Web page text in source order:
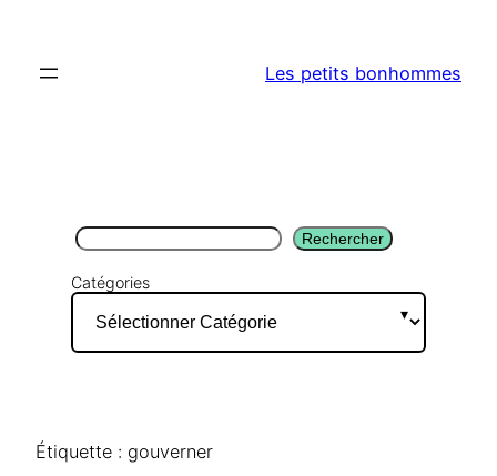
contenu
Les petits bonhommes
Rechercher Rechercher
Catégories
Étiquette : gouverner